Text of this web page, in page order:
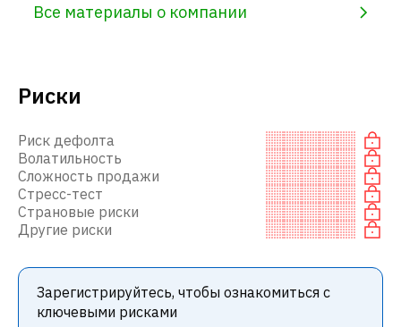
Все материалы о компании
Риски
Риск дефолта
Волатильность
Сложность продажи
Стресс-тест
Страновые риски
Другие риски
Зарегистрируйтесь, чтобы ознакомиться с
ключевыми рисками